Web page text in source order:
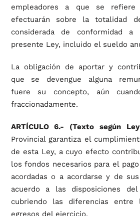
empleadores a que se
efectuarán sobre la totalidad
considerada de conformidad
presente Ley, incluido el sueldo
La obligación de aportar y
que se devengue alguna
fuere su concepto, aún
fraccionadamente.
ARTÍCULO 6.- (Texto según
Provincial garantiza el
de esta Ley, a cuyo efecto
los fondos necesarios para el
acordadas o a acordarse y de
acuerdo a las disposiciones
cubriendo las diferencias
egresos del ejercicio.